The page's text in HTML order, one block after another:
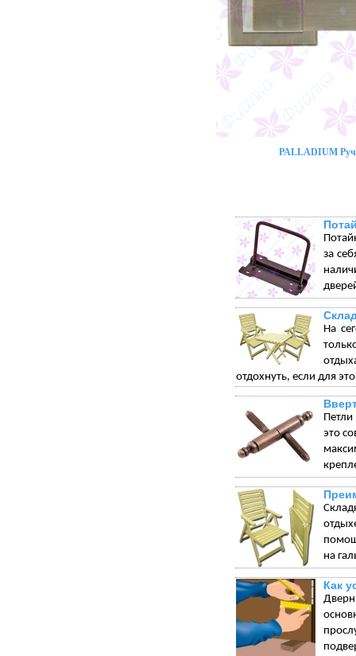
PALLADIUM
за
На
отдохнуть, если для
это
на
Как